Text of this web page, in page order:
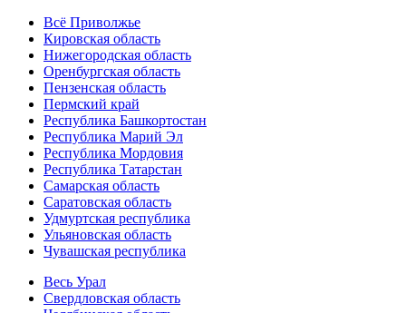
Всё Приволжье
Кировская область
Нижегородская область
Оренбургская область
Пензенская область
Пермский край
Республика Башкортостан
Республика Марий Эл
Республика Мордовия
Республика Татарстан
Самарская область
Саратовская область
Удмуртская республика
Ульяновская область
Чувашская республика
Весь Урал
Свердловская область